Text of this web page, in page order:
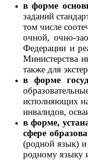
в форме
заданий
том числе
очной, очно-
Федерации и
Министерства
также для
в форме
исполняющих
инвалидов,
в форме,
сфере
(родной язык) и
родному языку